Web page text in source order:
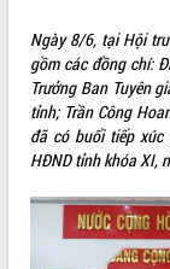
SỞ, BAN, NGÀNH
UBND CÁC XÃ, PHƯỜNG
THÔNG TIN CHỈ ĐẠO
HỆ THỐNG VĂN BẢN
VĂN BẢN HĐND TỈNH
Ngày 8/6, tại Hội
gồm các đồng chí:
Trưởng Ban Tuyên
tỉnh; Trần Công
đã có buổi tiếp
HĐND tỉnh khóa XI,